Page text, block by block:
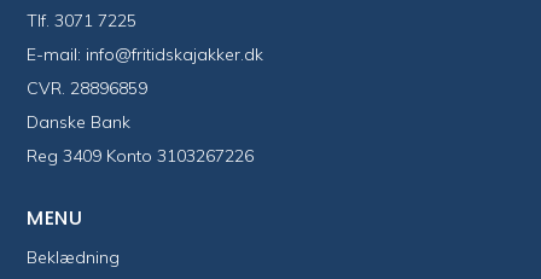
Tlf.3071 7225
E-mail: info@fritidskajakker.dk
CVR. 28896859
Danske Bank
Reg 3409 Konto 3103267226
MENU
Beklædning